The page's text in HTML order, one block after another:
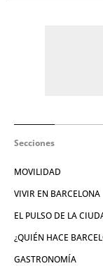
Secciones
MOVILIDAD
VIVIR EN BARCELONA
EL PULSO DE LA
¿QUIÉN HACE
GASTRONOMÍA